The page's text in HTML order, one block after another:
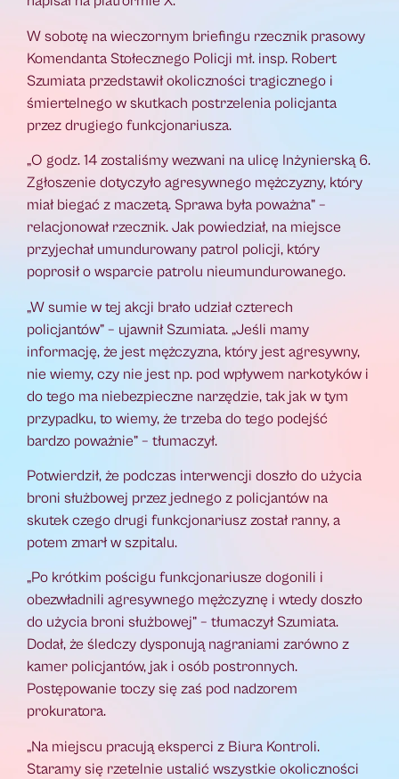
W sobotę na wieczornym briefingu rzecznik prasowy
Komendanta Stołecznego Policji mł. insp. Robert
Szumiata przedstawił okoliczności tragicznego i
śmiertelnego w skutkach postrzelenia policjanta
przez drugiego funkcjonariusza.
„O godz. 14 zostaliśmy wezwani na ulicę Inżynierską 6.
Zgłoszenie dotyczyło agresywnego mężczyzny, który
miał biegać z maczetą. Sprawa była poważna” –
relacjonował rzecznik. Jak powiedział, na miejsce
przyjechał umundurowany patrol policji, który
poprosił o wsparcie patrolu nieumundurowanego.
„W sumie w tej akcji brało udział czterech
policjantów” – ujawnił Szumiata. „Jeśli mamy
informację, że jest mężczyzna, który jest agresywny,
nie wiemy, czy nie jest np. pod wpływem narkotyków i
do tego ma niebezpieczne narzędzie, tak jak w tym
przypadku, to wiemy, że trzeba do tego podejść
bardzo poważnie” – tłumaczył.
Potwierdził, że podczas interwencji doszło do użycia
broni służbowej przez jednego z policjantów na
skutek czego drugi funkcjonariusz został ranny, a
potem zmarł w szpitalu.
„Po krótkim pościgu funkcjonariusze dogonili i
obezwładnili agresywnego mężczyznę i wtedy doszło
do użycia broni służbowej” – tłumaczył Szumiata.
Dodał, że śledczy dysponują nagraniami zarówno z
kamer policjantów, jak i osób postronnych.
Postępowanie toczy się zaś pod nadzorem
prokuratora.
„Na miejscu pracują eksperci z Biura Kontroli.
Staramy się rzetelnie ustalić wszystkie okoliczności